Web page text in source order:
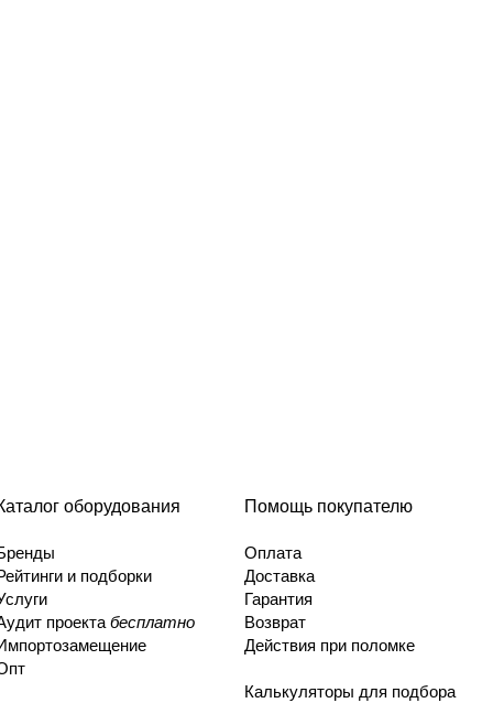
оборудования
и подборки
проекта бесплатно
Помощь покупателю
Оплата
Доставка
Гарантия
Возврат
Действия при поломке
Калькуляторы для подбора